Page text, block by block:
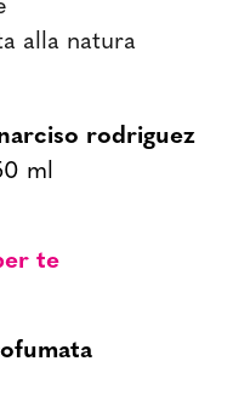
alla natura
rodriguez
ml
te